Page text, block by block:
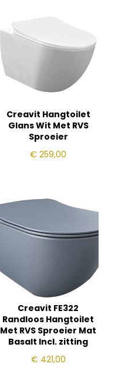
Creavit Hangtoilet
Glans Wit Met RVS
Sproeier
€ 259,00
Creavit FE322
Randloos Hangtoilet
Met RVS Sproeier Mat
Basalt Incl. zitting
€ 421,00